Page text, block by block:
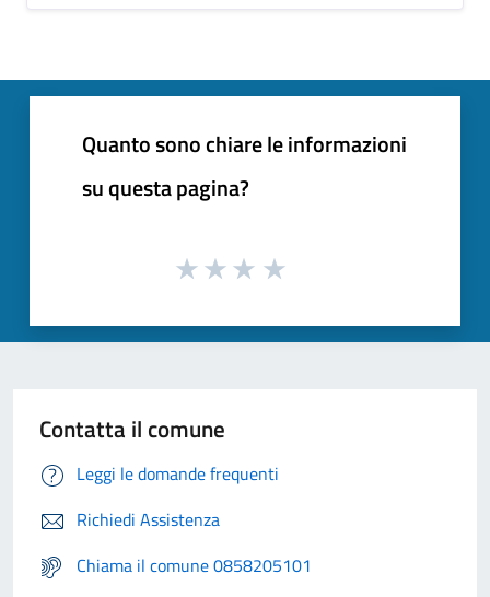
Quanto sono chiare le informazioni
su questa pagina?
Contatta il comune
Leggi le domande frequenti
Richiedi Assistenza
Chiama il comune 0858205101